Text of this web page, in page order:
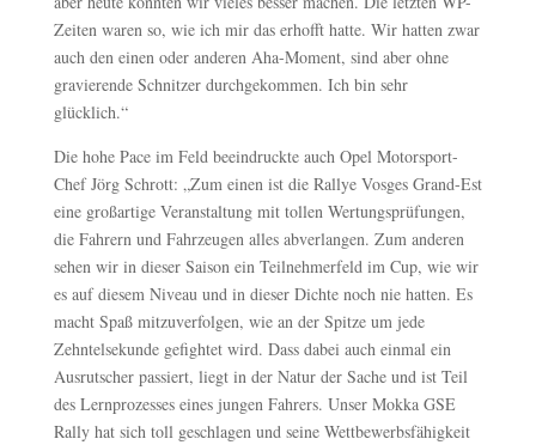
Zeiten waren so, wie ich mir das erhofft hatte. Wir hatten zwar
auch den einen oder anderen Aha-Moment, sind aber ohne
gravierende Schnitzer durchgekommen. Ich bin sehr
glücklich.“
Die hohe Pace im Feld beeindruckte auch Opel Motorsport-
Chef Jörg Schrott: „Zum einen ist die Rallye Vosges Grand-Est
eine großartige Veranstaltung mit tollen Wertungsprüfungen,
die Fahrern und Fahrzeugen alles abverlangen. Zum anderen
sehen wir in dieser Saison ein Teilnehmerfeld im Cup, wie wir
es auf diesem Niveau und in dieser Dichte noch nie hatten. Es
macht Spaß mitzuverfolgen, wie an der Spitze um jede
Zehntelsekunde gefightet wird. Dass dabei auch einmal ein
Ausrutscher passiert, liegt in der Natur der Sache und ist Teil
des Lernprozesses eines jungen Fahrers. Unser Mokka GSE
Rally hat sich toll geschlagen und seine Wettbewerbsfähigkeit